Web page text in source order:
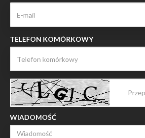
TELEFON KOMÓRKOWY
WIADOMOŚĆ